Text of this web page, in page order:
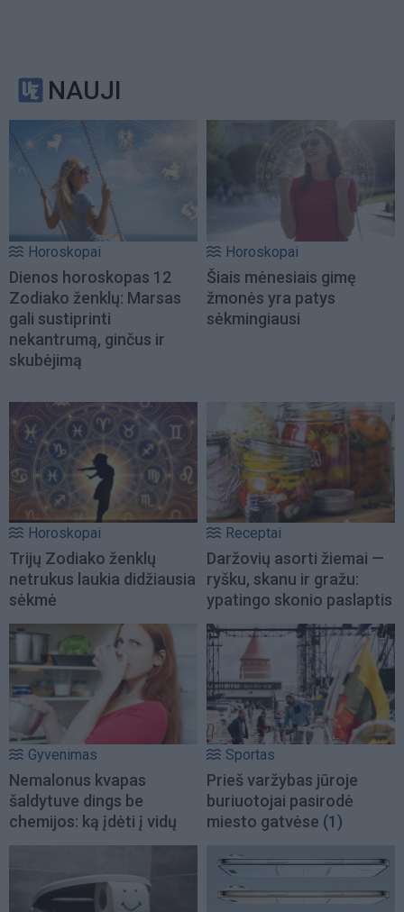
NAUJI
Horoskopai
Dienos horoskopas 12
Zodiako ženklų: Marsas
gali sustiprinti
nekantrumą, ginčus ir
skubėjimą
Horoskopai
Šiais mėnesiais gimę
žmonės yra patys
sėkmingiausi
Horoskopai
Trijų Zodiako ženklų
netrukus laukia didžiausia
sėkmė
Receptai
Daržovių asorti žiemai —
ryšku, skanu ir gražu:
ypatingo skonio paslaptis
Gyvenimas
Nemalonus kvapas
šaldytuve dings be
chemijos: ką įdėti į vidų
Sportas
Prieš varžybas jūroje
buriuotojai pasirodė
miesto gatvėse (1)